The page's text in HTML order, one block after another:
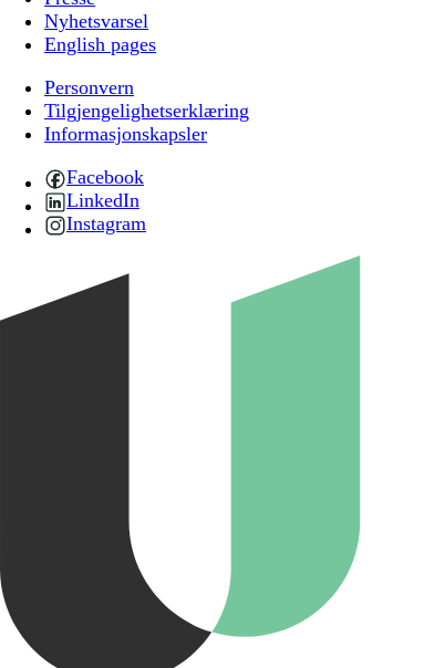
Nyhetsvarsel
English pages
Personvern
Tilgjengelighetserklæring
Informasjonskapsler
Facebook
LinkedIn
Instagram